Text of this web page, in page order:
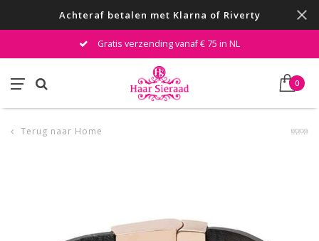
Achteraf betalen met Klarna of Riverty
Gratis verzending vanaf € 75 in NL
0
Terug naar Home